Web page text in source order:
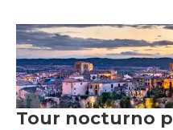
Tour nocturno